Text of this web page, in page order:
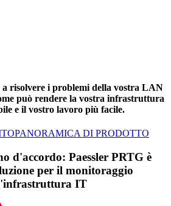
risolvere i problemi della vostra LAN
può rendere la vostra infrastruttura
e il vostro lavoro più facile.
PANORAMICA DI PRODOTTO
d'accordo: Paessler PRTG è
per il monitoraggio
IT